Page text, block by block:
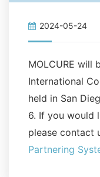
2024-05-24
MOLCURE will
International
held in San
6. If you would
please contact
Partnering